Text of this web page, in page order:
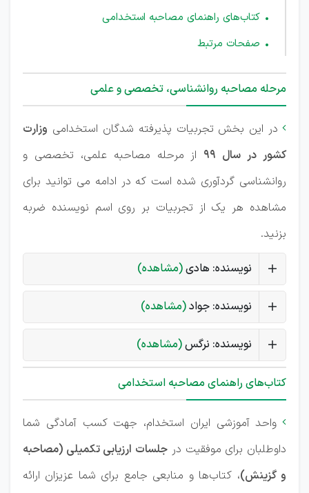
کتاب‌های راهنمای مصاحبه استخدامی
صفحات مرتبط
مرحله مصاحبه روانشناسی، تخصصی و علمی
 در این بخش تجربیات پذیرفته شدگان استخدامی وزارت
کشور در سال 99
از مرحله مصاحبه علمی، تخصصی و
روانشناسی گردآوری شده است که در ادامه می توانید برای
مشاهده هر یک از تجربیات بر روی اسم نویسنده ضربه
بزنید.
نویسنده: هادی(مشاهده)
نویسنده: جواد(مشاهده)
نویسنده: نرگس(مشاهده)
کتاب‌های راهنمای مصاحبه استخدامی
 واحد آموزشی ایران استخدام، جهت کسب آمادگی شما
داوطلبان برای موفقیت در جلسات ارزیابی تکمیلی (مصاحبه
و گزینش)، کتاب‌ها و منابعی جامع برای شما عزیزان ارائه